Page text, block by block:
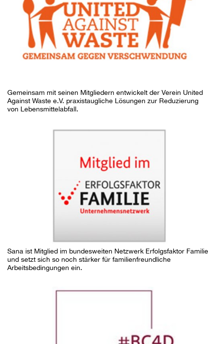
Gemeinsam mit seinen Mitgliedern entwickelt der Verein United
Against Waste e.V. praxistaugliche Lösungen zur Reduzierung
von Lebensmittelabfall.
Sana ist Mitglied im bundesweiten Netzwerk Erfolgsfaktor Familie
und setzt sich so noch stärker für familienfreundliche
Arbeitsbedingungen ein.